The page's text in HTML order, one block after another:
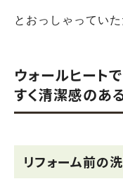
とおっしゃっていた
ウォールヒート
すく清潔感のあ
リフォーム前の